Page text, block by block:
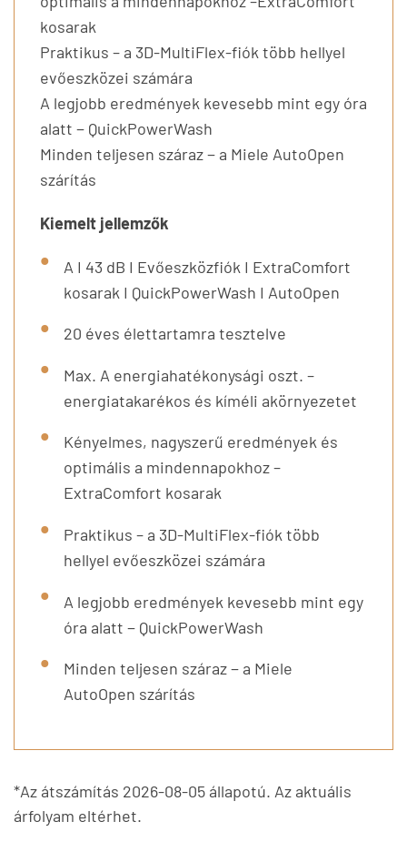
kosarak
Praktikus – a 3D-MultiFlex-fiók több hellyel
evőeszközei számára
A legjobb eredmények kevesebb mint egy óra
alatt − QuickPowerWash
Minden teljesen száraz − a Miele AutoOpen
szárítás
Kiemelt jellemzők
A I 43 dB I Evőeszközfiók I ExtraComfort
kosarak I QuickPowerWash I AutoOpen
20 éves élettartamra tesztelve
Max. A energiahatékonysági oszt. –
energiatakarékos és kíméli akörnyezetet
Kényelmes, nagyszerű eredmények és
optimális a mindennapokhoz –
ExtraComfort kosarak
Praktikus – a 3D-MultiFlex-fiók több
hellyel evőeszközei számára
A legjobb eredmények kevesebb mint egy
óra alatt − QuickPowerWash
Minden teljesen száraz − a Miele
AutoOpen szárítás
*Az átszámítás 2026-08-05 állapotú. Az aktuális
árfolyam eltérhet.